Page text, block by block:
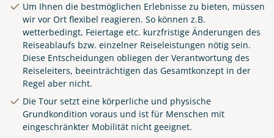
Um Ihnen die bestmöglichen Erlebnisse zu bieten, müssen
wir vor Ort flexibel reagieren. So können z.B.
wetterbedingt, Feiertage etc. kurzfristige Änderungen des
Reiseablaufs bzw. einzelner Reiseleistungen nötig sein.
Diese Entscheidungen obliegen der Verantwortung des
Reiseleiters, beeinträchtigen das Gesamtkonzept in der
Regel aber nicht.
Die Tour setzt eine körperliche und physische
Grundkondition voraus und ist für Menschen mit
eingeschränkter Mobilität nicht geeignet.